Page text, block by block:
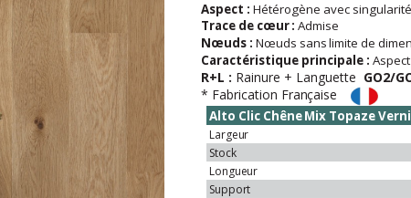
Aspect : Hétérogène avec
Trace de cœur:Admise
Nœuds : Nœuds sanslimite de
Caractéristique principale : Aspect
R+L : Rainure + Languette GO2/
* Fabrication Française
Alto Clic ChêneMix Topaze
Largeur
Stock
Longueur
Support